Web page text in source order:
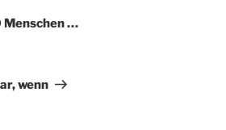
Menschen …
wenn